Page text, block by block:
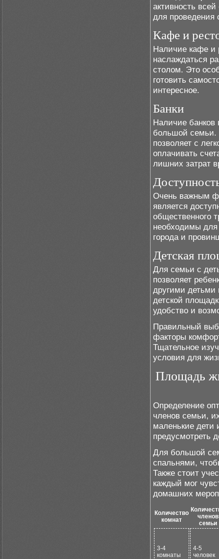
активность
для проведения
Кафе и
Наличие кафе и
наслаждаться
столом. Это
готовить
интересное.
Банки
Наличие банков
большой семьи.
позволяет с
оплачивать
лишних затрат
Очень важным
является
общественного
необходимы
города и
Детская
Для семьи с
позволяет
другими детьми
детской
удобство и
Правильный
факторы
Тщательное
условия для
Площадь
Определение
членов семьи,
маленькие дети
предусмотреть
Для большой
спальнями,
Также стоит
каждый мог
домашних
Количество
комнат
членов
семьи
3-4
комнаты
4-5
человек